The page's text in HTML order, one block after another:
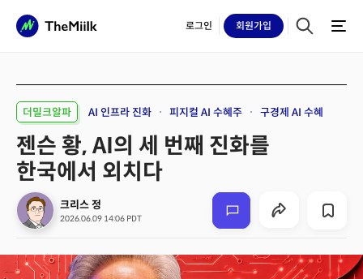
로그인 회원가입
더밀크알파 AI 인프라 진화 피지컬 AI 수혜주 구경제 AI 수혜
젠슨 황, AI의 세 번째 진화를
한국에서 외치다
크리스 정
2026.06.09 14:06 PDT